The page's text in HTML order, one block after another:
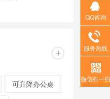
+
可升降办公桌
QQ咨询
服务热线
微信扫一扫